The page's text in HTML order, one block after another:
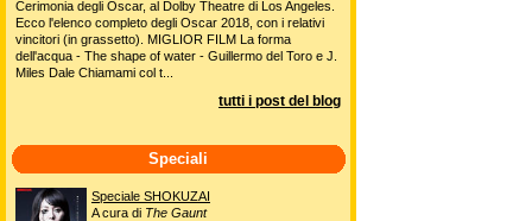
Cerimonia degli Oscar, al Dolby Theatre di Los Angeles.
Ecco l'elenco completo degli Oscar 2018, con i relativi
vincitori (in grassetto). MIGLIOR FILM La forma
dell'acqua - The shape of water - Guillermo del Toro e J.
Miles Dale Chiamami col t...
tutti i post del blog
Speciali
Speciale SHOKUZAI
A cura di The Gaunt